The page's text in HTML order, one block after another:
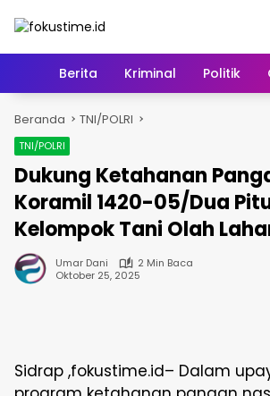
HomeBerita Kriminal Politik
Beranda TNI/POLRI
TNI/POLRI
Dukung Ketahanan
Koramil 1420-05/Dua
Kelompok Tani Olah
Umar Dani
2 Min Baca
Oktober 25, 2025
Sidrap ,fokustime.id– Dalam